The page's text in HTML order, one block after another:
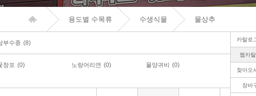
카탈로
웹카
찾아오
장바
용도별 수목류 수생식물 물상추
부수종 (8)
창포 (0) 노랑어리연 (0) 물양귀비
(0)